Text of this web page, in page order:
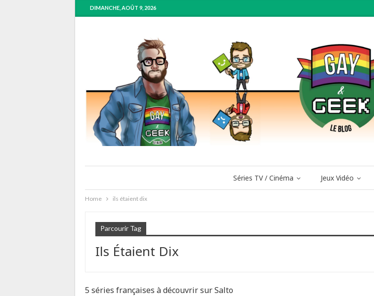
DIMANCHE, AOÛT 9, 2026
Séries TV / Cinéma Jeux Vidéo
Home ils étaient dix
Parcourir Tag
Ils Étaient Dix
5 séries françaises à découvrir sur Salto